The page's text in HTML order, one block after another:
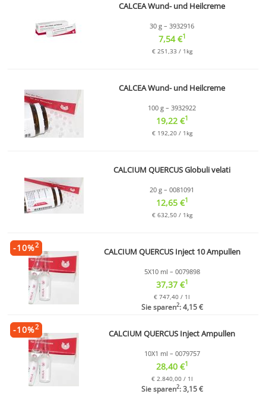
CALCEA Wund- und Heilcreme
30 g – 3932916
7,54 €1
€ 251,33 / 1kg
CALCEA Wund- und Heilcreme
100 g – 3932922
19,22 €1
€ 192,20 / 1kg
CALCIUM QUERCUS Globuli velati
20 g – 0081091
12,65 €1
€ 632,50 / 1kg
CALCIUM QUERCUS Inject 10 Ampullen
5X10 ml – 0079898
37,37 €1
€ 747,40 / 1l
Sie sparen2: 4,15 €
-10%2
CALCIUM QUERCUS Inject Ampullen
10X1 ml – 0079757
28,40 €1
€ 2.840,00 / 1l
Sie sparen2: 3,15 €
-10%2